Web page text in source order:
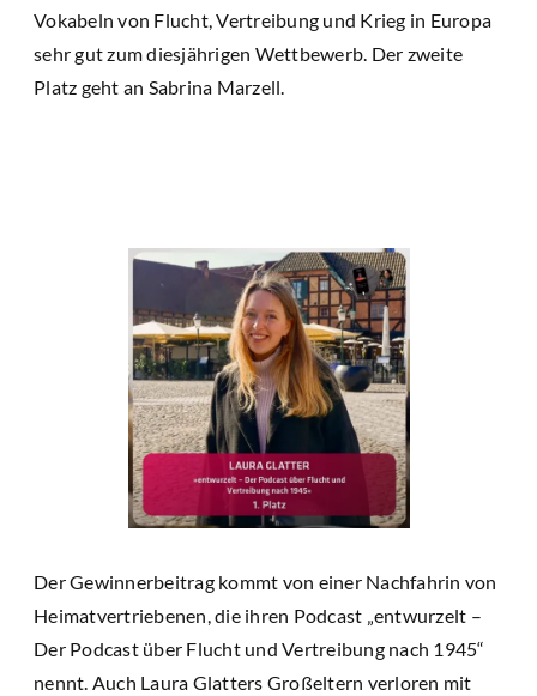
Vokabeln von Flucht, Vertreibung und Krieg in Europa
sehr gut zum diesjährigen Wettbewerb. Der zweite
Platz geht an Sabrina Marzell.
Der Gewinnerbeitrag kommt von einer Nachfahrin von
Heimatvertriebenen, die ihren Podcast „entwurzelt –
Der Podcast über Flucht und Vertreibung nach 1945“
nennt. Auch Laura Glatters Großeltern verloren mit